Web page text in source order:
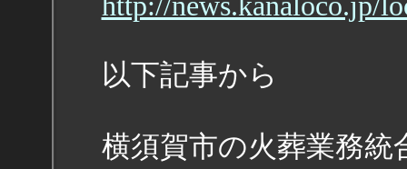
以下記事から
横須賀市の火葬業務統